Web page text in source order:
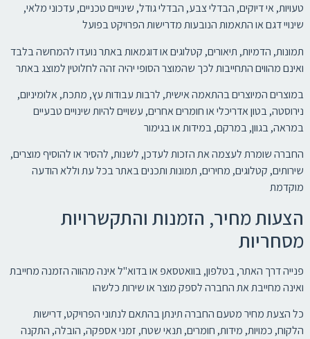
טעויות, אי דיוקים, הבדלי צבע, הבדלי גודל, שינויים טכניים, עדכוני מלאי,
שינויי דגם או התאמות הנובעות מדרישות הפרויקט בפועל
תמונות, הדמיות, תיאורים, קטלוגים או דוגמאות באתר נועדו להמחשה בלבד
ואינם מהווים התחייבות לכך שהמוצר הסופי יהיה זהה לחלוטין למוצג באתר
במוצרים המיוצרים בהתאמה אישית, לרבות עבודות עץ, מתכת, אלומיניום,
נירוסטה, בטון אדריכלי או חומרים אחרים, עשויים להיות שינויים טבעיים
במראה, בגוון, במרקם, במידות או בגימור
החברה שומרת לעצמה את הזכות לעדכן, לשנות, להסיר או להוסיף מוצרים,
שירותים, קטלוגים, מחירים, תמונות ותכנים באתר בכל עת וללא הודעה
מוקדמת
הצעות מחיר, הזמנות והתקשרויות
מסחריות
פנייה דרך האתר, בטלפון, בוואטסאפ או בדוא"ל אינה מהווה הזמנה מחייבת
ואינה מחייבת את החברה לספק מוצר או שירות כלשהו
כל הצעת מחיר מטעם החברה תינתן בהתאם לנתוני הפרויקט, דרישות
הלקוח, כמויות, מידות, חומרים, תנאי שטח, זמני אספקה, הובלה, התקנה